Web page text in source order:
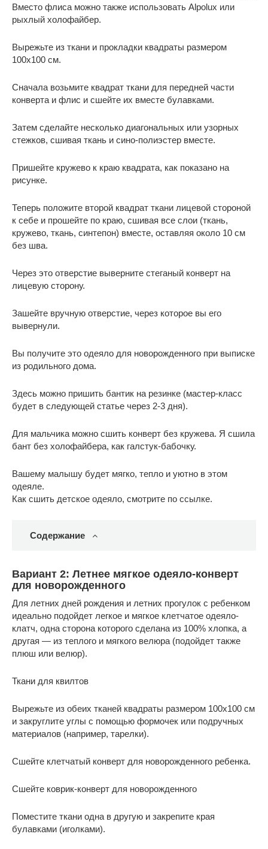
Вместо флиса можно также использовать Alpolux или
рыхлый холофайбер.
Вырежьте из ткани и прокладки квадраты размером
100х100 см.
Сначала возьмите квадрат ткани для передней части
конверта и флис и сшейте их вместе булавками.
Затем сделайте несколько диагональных или узорных
стежков, сшивая ткань и сино-полиэстер вместе.
Пришейте кружево к краю квадрата, как показано на
рисунке.
Теперь положите второй квадрат ткани лицевой стороной
к себе и прошейте по краю, сшивая все слои (ткань,
кружево, ткань, синтепон) вместе, оставляя около 10 см
без шва.
Через это отверстие выверните стеганый конверт на
лицевую сторону.
Зашейте вручную отверстие, через которое вы его
вывернули.
Вы получите это одеяло для новорожденного при выписке
из родильного дома.
Здесь можно пришить бантик на резинке (мастер-класс
будет в следующей статье через 2-3 дня).
Для мальчика можно сшить конверт без кружева. Я сшила
бант без холофайбера, как галстук-бабочку.
Вашему малышу будет мягко, тепло и уютно в этом
одеяле.
Как сшить детское одеяло, смотрите по ссылке.
Содержание
Вариант 2: Летнее мягкое одеяло-конверт
для новорожденного
Для летних дней рождения и летних прогулок с ребенком
идеально подойдет легкое и мягкое клетчатое одеяло-
клатч, одна сторона которого сделана из 100% хлопка, а
другая — из теплого и мягкого велюра (подойдет также
плюш или велюр).
Ткани для квилтов
Вырежьте из обеих тканей квадраты размером 100х100 см
и закруглите углы с помощью формочек или подручных
материалов (например, тарелки).
Сшейте клетчатый конверт для новорожденного ребенка.
Сшейте коврик-конверт для новорожденного
Поместите ткани одна в другую и закрепите края
булавками (иголками).